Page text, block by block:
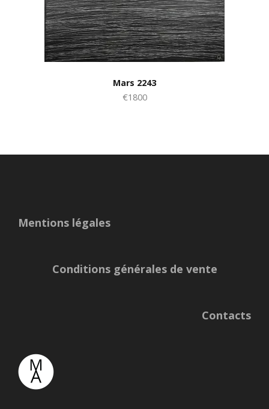
Mars 2243
€1800
Mentions légales
Conditions générales de vente
Contacts